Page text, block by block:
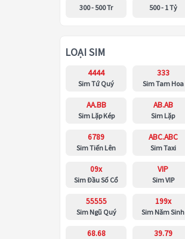
300 - 500 Tr 500 - 1 Tỷ
LOẠI SIM
4444
Sim Tứ Quý
333
Sim Tam Hoa
AA.BB
Sim Lặp Kép
AB.AB
Sim Lặp
6789
Sim Tiến Lên
ABC.ABC
Sim Taxi
09x
Sim Đầu Số Cổ
VIP
Sim VIP
55555
Sim Ngũ Quý
199x
Sim Năm Sinh
68.68 39.79